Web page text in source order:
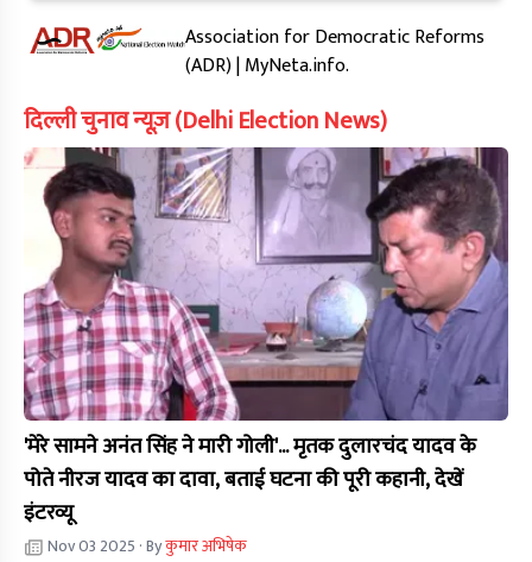
Association for Democratic Reforms
(ADR) | MyNeta.info.
दिल्ली चुनाव न्यूज़ (Delhi Election News)
'मेरे सामने अनंत सिंह ने मारी गोली'... मृतक दुलारचंद यादव के
पोते नीरज यादव का दावा, बताई घटना की पूरी कहानी, देखें
इंटरव्यू
Nov 03 2025 · Byकुमार अभिषेक